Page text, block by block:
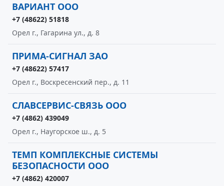
ВАРИАНТ ООО
+7 (48622) 51818
Орел г., Гагарина ул., д. 8
ПРИМА-СИГНАЛ ЗАО
+7 (48622) 57417
Орел г., Воскресенский пер., д. 11
СЛАВСЕРВИС-СВЯЗЬ ООО
+7 (4862) 439049
Орел г., Наугорское ш., д. 5
ТЕМП КОМПЛЕКСНЫЕ СИСТЕМЫ
БЕЗОПАСНОСТИ ООО
+7 (4862) 420007